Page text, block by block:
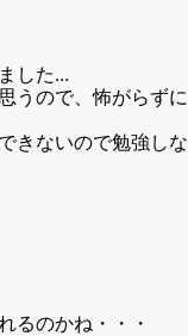
した...
うので、怖がらずに
きないので勉強しな
るのかね・・・